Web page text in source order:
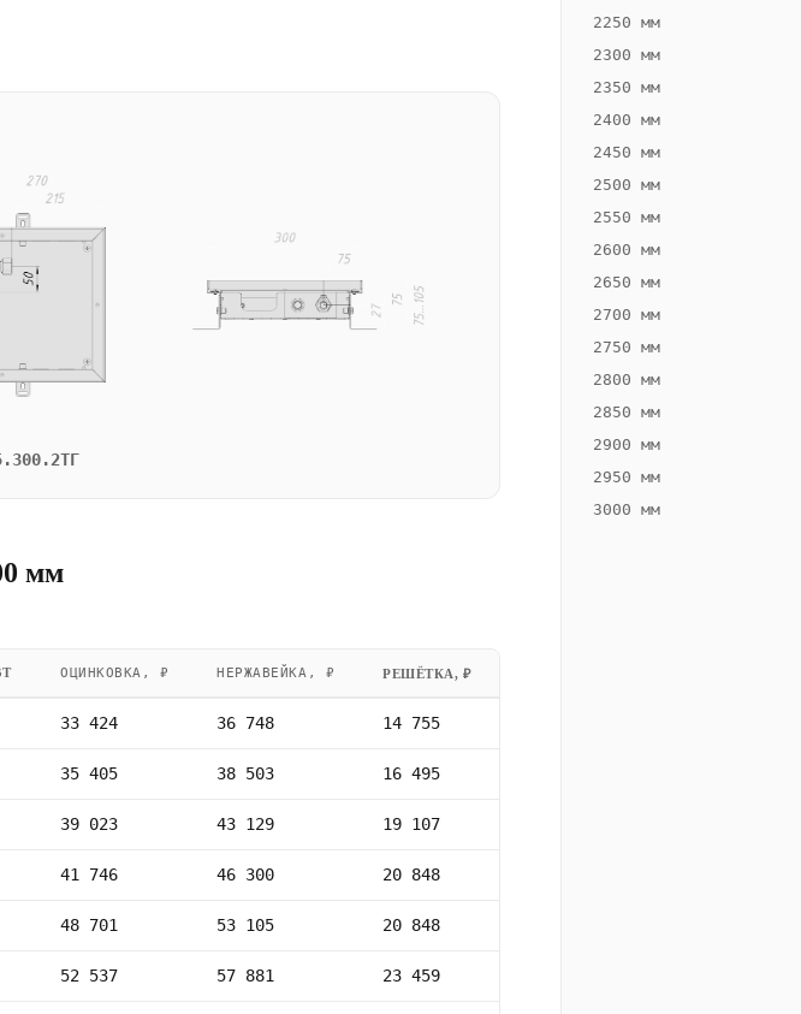
мм
ОЦИНКОВКА, ₽ НЕРЖАВЕЙКА, ₽ РЕШЁТКА, ₽
33 424 36 748 14 755
35 405 38 503 16 495
39 023 43 129 19 107
41 746 46 300 20 848
48 701 53 105 20 848
52 537 57 881 23 459
2250 мм
2300 мм
2350 мм
2400 мм
2450 мм
2500 мм
2550 мм
2600 мм
2650 мм
2700 мм
2750 мм
2800 мм
2850 мм
2900 мм
2950 мм
3000 мм